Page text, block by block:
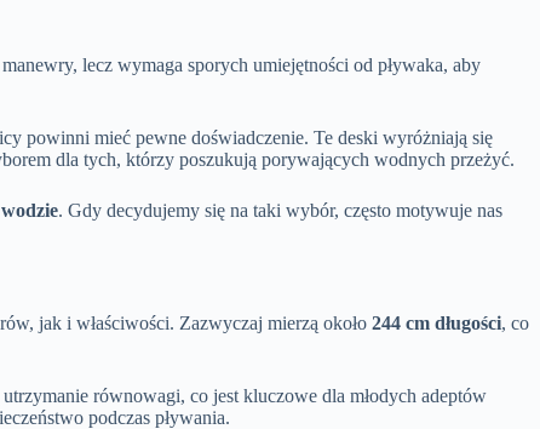
lecz wymaga sporych umiejętności od pływaka, aby
powinni mieć pewne doświadczenie. Te deski wyróżniają się
dla tych, którzy poszukują porywających wodnych przeżyć.
. Gdy decydujemy się na taki wybór, często motywuje nas
jak i właściwości. Zazwyczaj mierzą około 244 cm długości, co
równowagi, co jest kluczowe dla młodych adeptów
podczas pływania.